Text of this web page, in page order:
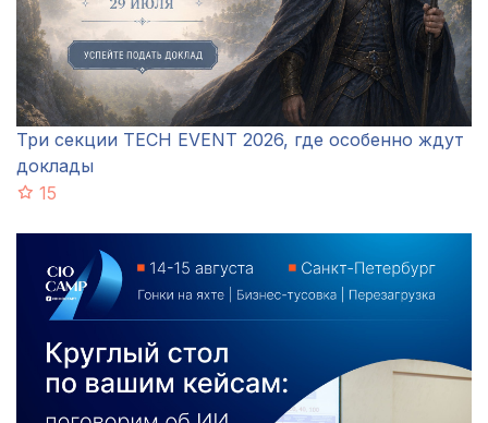
Три секции TECH EVENT 2026, где особенно ждут
доклады
15